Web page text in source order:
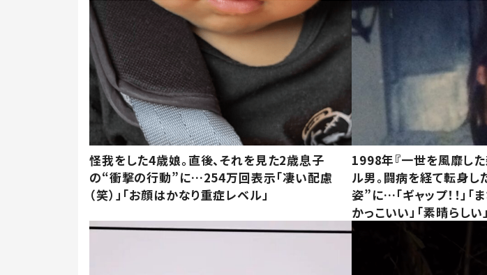
怪我をした4歳娘。直後、それを見た2歳息子
の“衝撃の行動”に…254万回表示「凄い配慮
（笑）」「お顔はかなり重症レベル」
1998年『一世を風靡し
ル男。闘病を経て転身し
姿”に…「ギャップ！！」「
かっこいい」「素晴らしい」